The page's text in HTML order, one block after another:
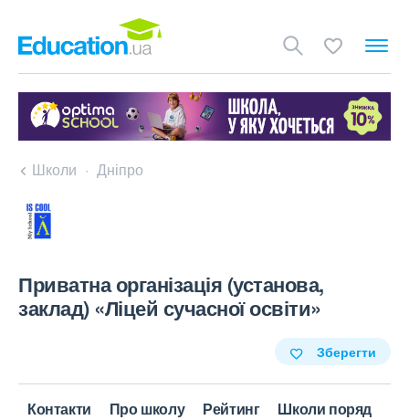
Школи Дніпро
Приватна організація (установа,
заклад) «Ліцей сучасної освіти»
Зберегти
Контакти Про школу Рейтинг Школи поряд